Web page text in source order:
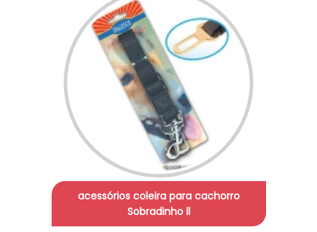
acessórios coleira para cachorro
Sobradinho ll